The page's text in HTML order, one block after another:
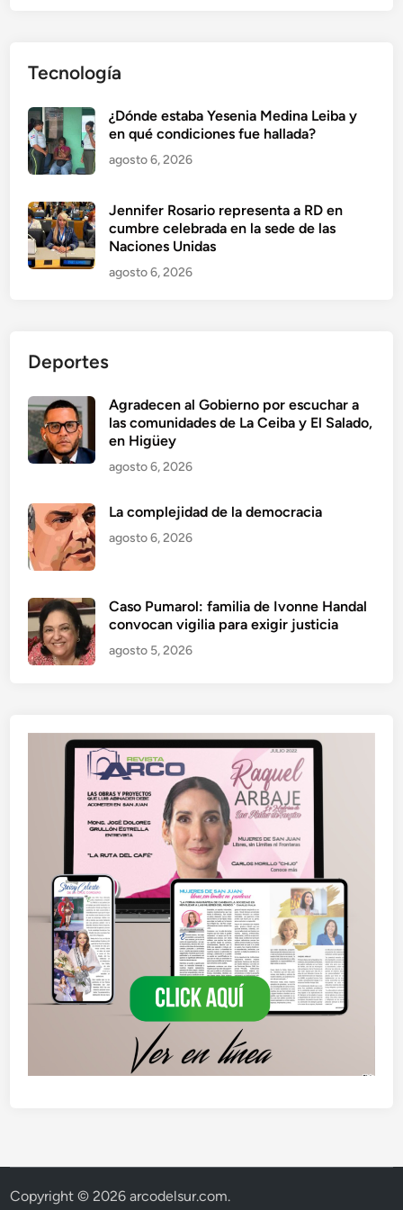
Tecnología
¿Dónde estaba Yesenia Medina Leiba y
en qué condiciones fue hallada?
agosto 6, 2026
Jennifer Rosario representa a RD en
cumbre celebrada en la sede de las
Naciones Unidas
agosto 6, 2026
Deportes
Agradecen al Gobierno por escuchar a
las comunidades de La Ceiba y El Salado,
en Higüey
agosto 6, 2026
La complejidad de la democracia
agosto 6, 2026
Caso Pumarol: familia de Ivonne Handal
convocan vigilia para exigir justicia
agosto 5, 2026
Copyright © 2026arcodelsur.com.